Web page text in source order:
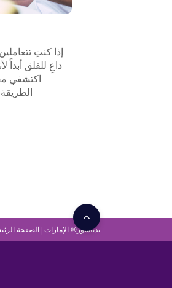
إذا كنتِ
داعِ للقلق أبداً
اكتشفي
بدياشور® الإمارات | الصفحة